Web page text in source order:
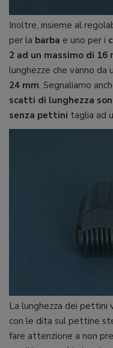
Inoltre, insieme al
per la barba e uno per i
2 ad un massimo di 16
lunghezze che vanno da
24 mm. Segnaliamo
scatti di lunghezza
senza pettini taglia ad
La lunghezza dei pettini
con le dita sul pettine
fare attenzione a non